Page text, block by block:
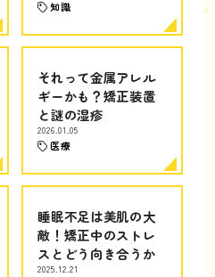
知識
それって金属アレル
ギーかも？矯正装置
と謎の湿疹
2026.01.05
医療
睡眠不足は美肌の大
敵！矯正中のストレ
スとどう向き合うか
2025.12.21